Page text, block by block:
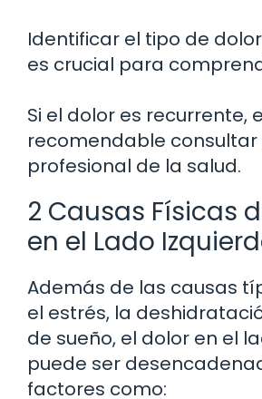
Identificar el tipo de
es crucial para
Si el dolor es recurrente,
recomendable consultar
profesional de la salud.
2 Causas Físicas
en el Lado
Además de las causas
el estrés, la
de sueño, el dolor en el
puede ser
factores como: